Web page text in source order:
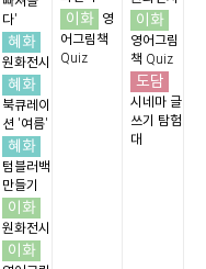
다'
혜화
원화전시
혜화
북큐레이
션 '여름'
혜화
텀블러백
만들기
이화
원화전시
이화
이화
영
어그림책
Quiz
이화
영어그림
책 Quiz
도담
시네마 글
쓰기 탐험
대